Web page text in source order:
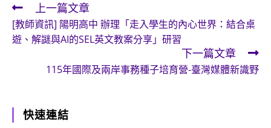
Read
more
articles
上一篇文章
[教師資訊] 陽明高中 辦理「走入學生的內心世界：結合桌
遊、解謎與AI的SEL英文教案分享」研習
下一篇文章
115年國際及兩岸事務種子培育營-臺灣媒體新識野
快速連結